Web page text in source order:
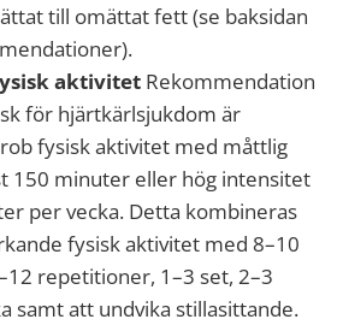
till omättat fett (se baksidan
aktivitet Rekommendation
för hjärtkärlsjukdom är
fysisk aktivitet med måttlig
150 minuter eller hög intensitet
per vecka. Detta kombineras
fysisk aktivitet med 8–10
repetitioner, 1–3 set, 2–3
samt att undvika stillasittande.